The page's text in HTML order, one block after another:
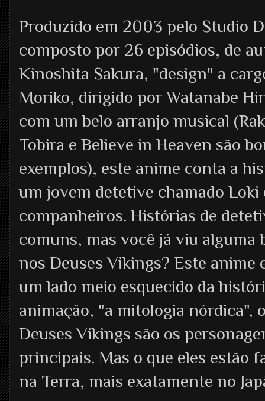
Produzido em 2003 pelo Studio
composto por 26 episódios, de
Kinoshita Sakura, "design" a
Moriko, dirigido por Watanabe
com um belo arranjo musical
Tobira e Believe in Heaven são
exemplos), este anime conta a
um jovem detetive chamado Loki
companheiros. Histórias de
comuns, mas você já viu alguma
nos Deuses Vikings? Este anime
um lado meio esquecido da
animação, "a mitologia nórdica",
Deuses Vikings são os
principais. Mas o que eles estão
na Terra, mais exatamente no